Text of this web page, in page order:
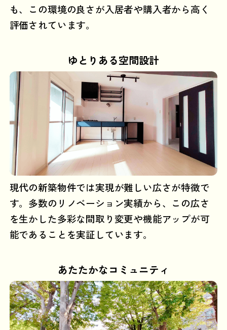
も、この環境の良さが入居者や購入者から高く
評価されています。
ゆとりある空間設計
現代の新築物件では実現が難しい広さが特徴で
す。多数のリノベーション実績から、この広さ
を生かした多彩な間取り変更や機能アップが可
能であることを実証しています。
あたたかなコミュニティ